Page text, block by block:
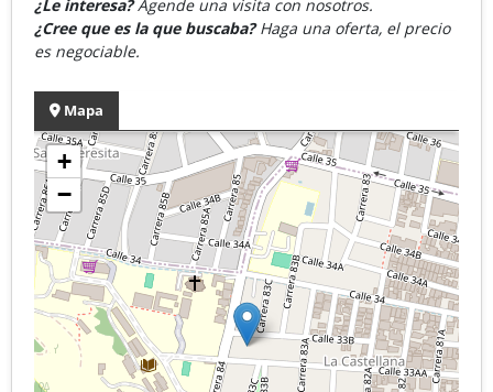
¿Le interesa?Agende una visita con nosotros.
¿Cree que es la que buscaba?Haga una oferta, el precio
es negociable.
Mapa
+
−